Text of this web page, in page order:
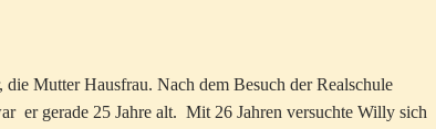
Mutter Hausfrau. Nach dem Besuch der Realschule
er gerade 25 Jahre alt. Mit 26 Jahren versuchte Willy sich